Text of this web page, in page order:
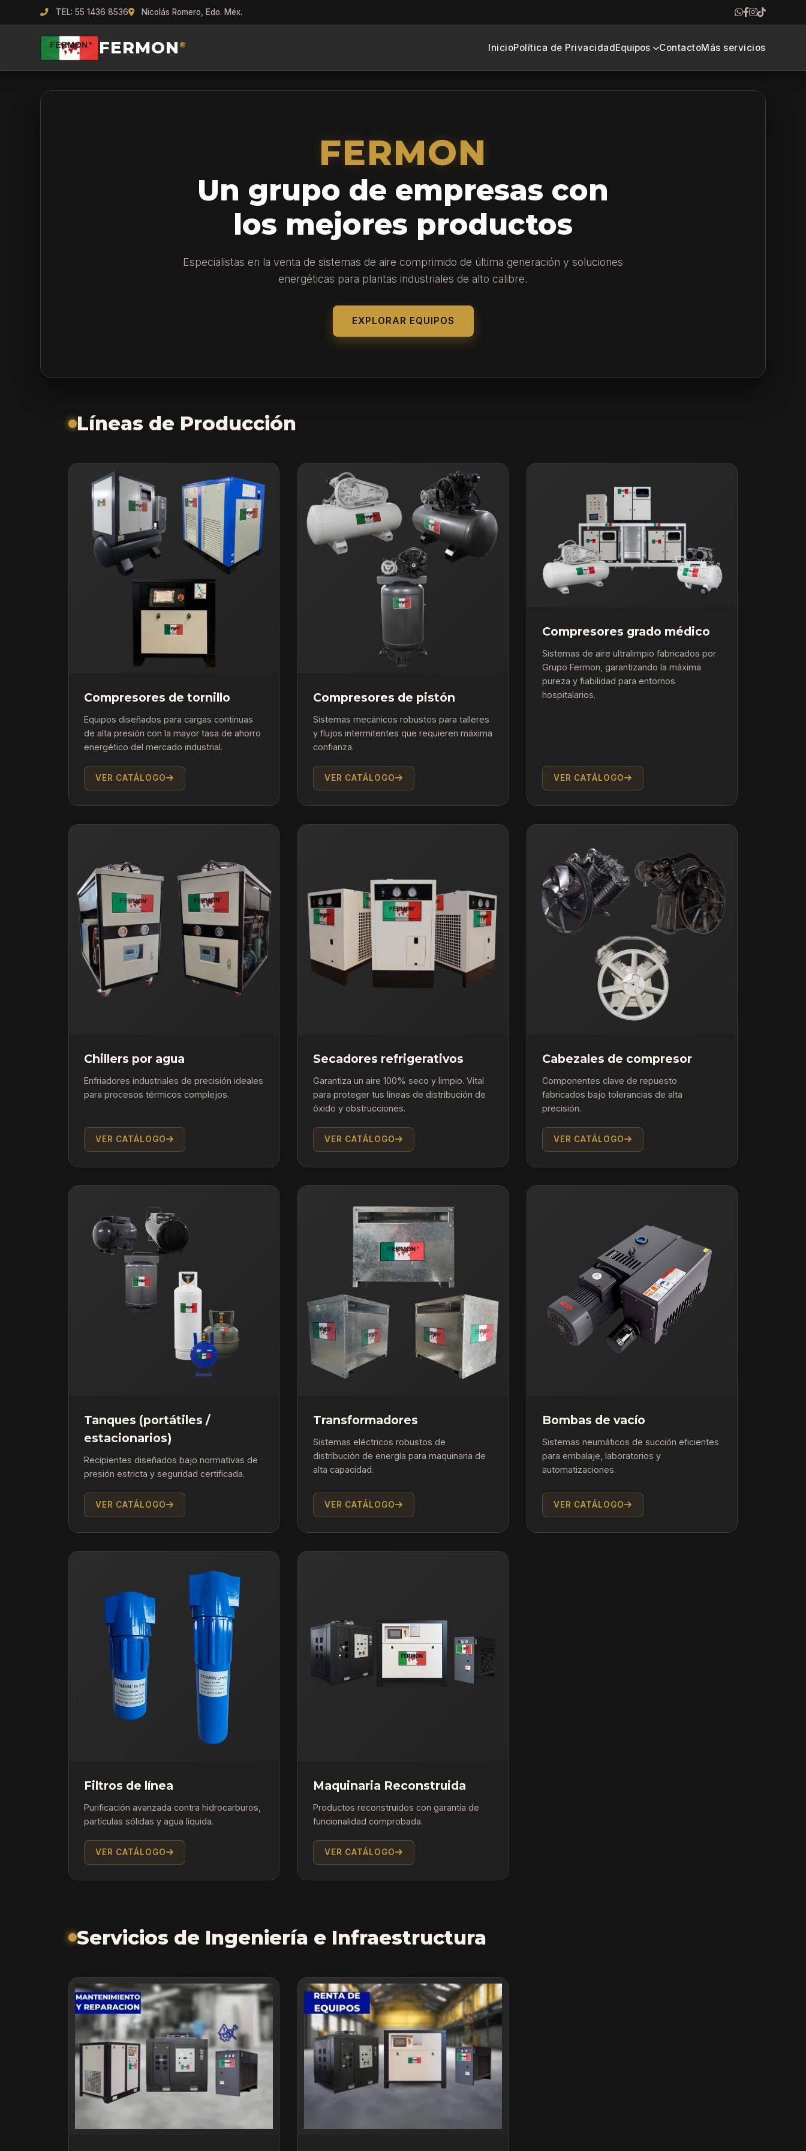
TEL: 55 1436 8536 Nicolás Romero, Edo. Méx.
FERMON ® InicioPolítica de PrivacidadEquipos ContactoMás servicios
FERMON
Un grupo de empresas con
los mejores productos
Especialistas en la venta de sistemas de aire comprimido de última generación y soluciones
energéticas para plantas industriales de alto calibre.
EXPLORAR EQUIPOS
Líneas de Producción
Compresores de tornillo
Equipos diseñados para cargas continuas
de alta presión con la mayor tasa de ahorro
energético del mercado industrial.
VER CATÁLOGO
Compresores de pistón
Sistemas mecánicos robustos para talleres
y flujos intermitentes que requieren máxima
confianza.
VER CATÁLOGO
Compresores grado médico
Sistemas de aire ultralimpio fabricados por
Grupo Fermon, garantizando la máxima
pureza y fiabilidad para entornos
hospitalarios.
VER CATÁLOGO
Chillers por agua
Enfriadores industriales de precisión ideales
para procesos térmicos complejos.
VER CATÁLOGO
Secadores refrigerativos
Garantiza un aire 100% seco y limpio. Vital
para proteger tus líneas de distribución de
óxido y obstrucciones.
VER CATÁLOGO
Cabezales de compresor
Componentes clave de repuesto
fabricados bajo tolerancias de alta
precisión.
VER CATÁLOGO
Tanques (portátiles /
estacionarios)
Recipientes diseñados bajo normativas de
presión estricta y seguridad certificada.
VER CATÁLOGO
Transformadores
Sistemas eléctricos robustos de
distribución de energía para maquinaria de
alta capacidad.
VER CATÁLOGO
Bombas de vacío
Sistemas neumáticos de succión eficientes
para embalaje, laboratorios y
automatizaciones.
VER CATÁLOGO
Filtros de línea
Purificación avanzada contra hidrocarburos,
partículas sólidas y agua líquida.
VER CATÁLOGO
Maquinaria Reconstruida
Productos reconstruidos con garantía de
funcionalidad comprobada.
VER CATÁLOGO
Servicios de Ingeniería e Infraestructura